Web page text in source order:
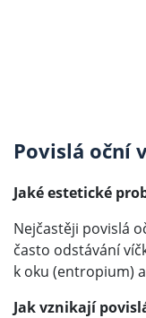
Povislá oční
Jaké estetické
Nejčastěji povislá
často odstávání
k oku (entropium)
Jak vznikají